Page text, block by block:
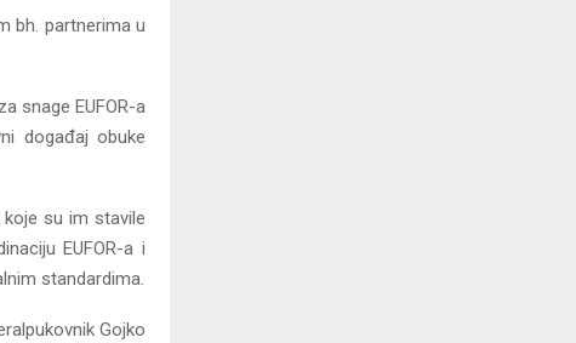
bh. partnerima u
snage EUFOR-a
događaj obuke
koje su im stavile
EUFOR-a i
standardima.
Gojko